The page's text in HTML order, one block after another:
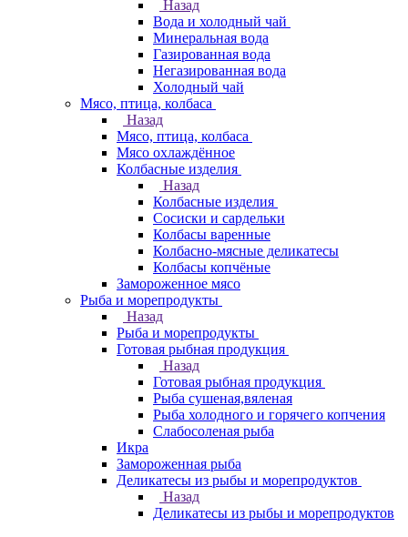
Назад
Вода и холодный чай
Минеральная вода
Газированная вода
Негазированная вода
Холодный чай
Мясо, птица, колбаса
Назад
Мясо, птица, колбаса
Мясо охлаждённое
Колбасные изделия
Назад
Колбасные изделия
Сосиски и сардельки
Колбасы варенные
Колбасно-мясные деликатесы
Колбасы копчёные
Замороженное мясо
Рыба и морепродукты
Назад
Рыба и морепродукты
Готовая рыбная продукция
Назад
Готовая рыбная продукция
Рыба сушеная,вяленая
Рыба холодного и горячего копчения
Слабосоленая рыба
Икра
Замороженная рыба
Деликатесы из рыбы и морепродуктов
Назад
Деликатесы из рыбы и морепродуктов